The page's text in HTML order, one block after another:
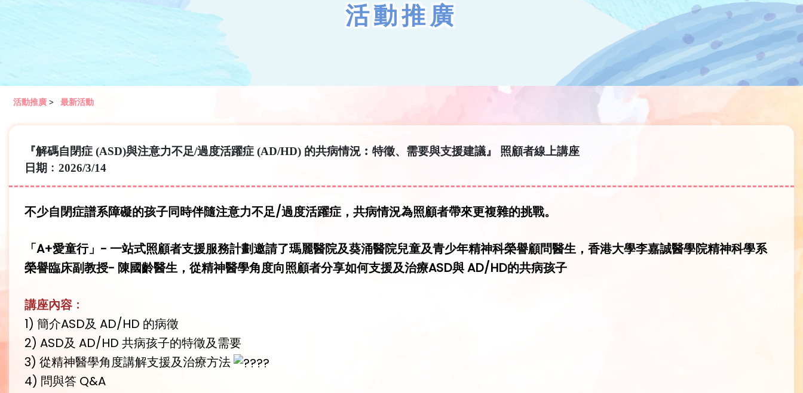
活動推廣
活動推廣 > 最新活動
『解碼自閉症 (ASD)與注意力不足/過度活躍症 (AD/HD) 的共病情況︰特徵、需要與支援建議』 照顧者線上講座
日期﹕2026/3/14
不少自閉症譜系障礙的孩子同時伴隨注意力不足/過度活躍症，共病情況為照顧者帶來更複雜的挑戰。
「A+愛童行」- 一站式照顧者支援服務計劃邀請了瑪麗醫院及葵涌醫院兒童及青少年精神科榮譽顧問醫生，香港大學李嘉誠醫學院精神科學系
榮譽臨床副教授- 陳國齡醫生，從精神醫學角度向照顧者分享如何支援及治療ASD與 AD/HD的共病孩子
講座內容﹕
1) 簡介ASD及 AD/HD 的病徵
2) ASD及 AD/HD 共病孩子的特徵及需要
3) 從精神醫學角度講解支援及治療方法
4) 問與答 Q&A